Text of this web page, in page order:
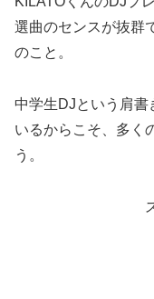
選曲のセンスが抜群
のこと。
中学生DJという肩書
いるからこそ、多く
う。